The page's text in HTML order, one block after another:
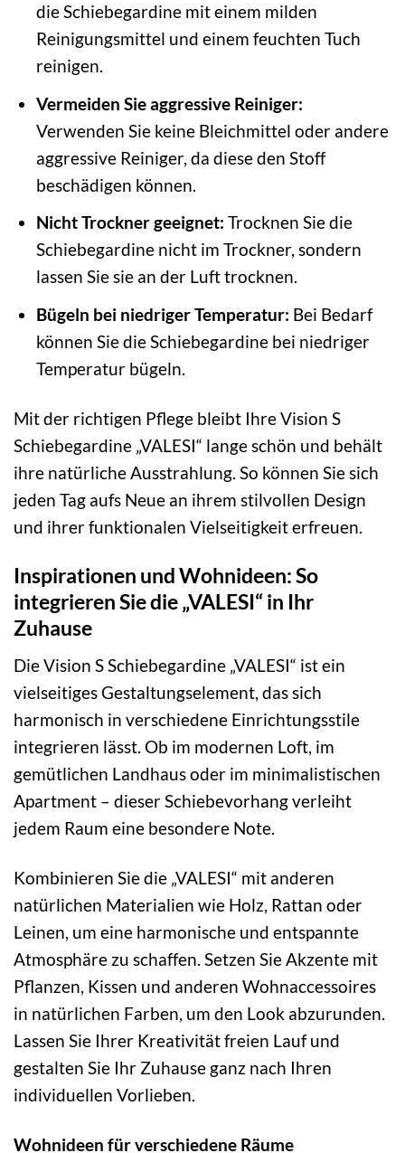
die Schiebegardine mit einem milden
Reinigungsmittel und einem feuchten Tuch
reinigen.
Vermeiden Sie aggressive Reiniger:
Verwenden Sie keine Bleichmittel oder andere
aggressive Reiniger, da diese den Stoff
beschädigen können.
Nicht Trockner geeignet: Trocknen Sie die
Schiebegardine nicht im Trockner, sondern
lassen Sie sie an der Luft trocknen.
Bügeln bei niedriger Temperatur: Bei Bedarf
können Sie die Schiebegardine bei niedriger
Temperatur bügeln.
Mit der richtigen Pflege bleibt Ihre Vision S
Schiebegardine „VALESI“ lange schön und behält
ihre natürliche Ausstrahlung. So können Sie sich
jeden Tag aufs Neue an ihrem stilvollen Design
und ihrer funktionalen Vielseitigkeit erfreuen.
Inspirationen und Wohnideen: So
integrieren Sie die „VALESI“ in Ihr
Zuhause
Die Vision S Schiebegardine „VALESI“ ist ein
vielseitiges Gestaltungselement, das sich
harmonisch in verschiedene Einrichtungsstile
integrieren lässt. Ob im modernen Loft, im
gemütlichen Landhaus oder im minimalistischen
Apartment – dieser Schiebevorhang verleiht
jedem Raum eine besondere Note.
Kombinieren Sie die „VALESI“ mit anderen
natürlichen Materialien wie Holz, Rattan oder
Leinen, um eine harmonische und entspannte
Atmosphäre zu schaffen. Setzen Sie Akzente mit
Pflanzen, Kissen und anderen Wohnaccessoires
in natürlichen Farben, um den Look abzurunden.
Lassen Sie Ihrer Kreativität freien Lauf und
gestalten Sie Ihr Zuhause ganz nach Ihren
individuellen Vorlieben.
Wohnideen für verschiedene Räume